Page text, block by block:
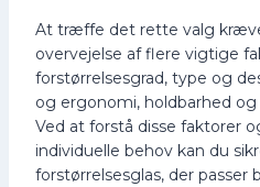
At træffe det rette valg
overvejelse af flere vigtige
forstørrelsesgrad, type og
og ergonomi, holdbarhed
Ved at forstå disse faktorer
individuelle behov kan du
forstørrelsesglas, der passer